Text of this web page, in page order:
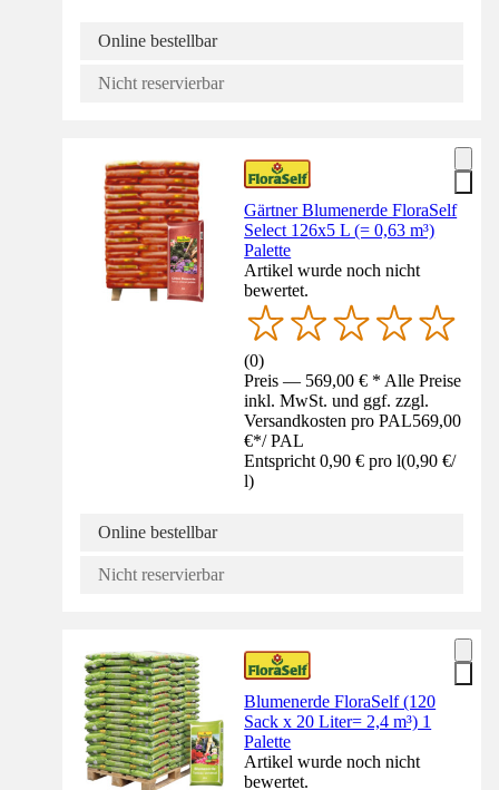
Online bestellbar
Nicht reservierbar
Gärtner Blumenerde FloraSelf
Select 126x5 L (= 0,63 m³)
Palette
Artikel wurde noch nicht
bewertet.
(0)
Preis — 569,00 € * Alle Preise
inkl. MwSt. und ggf. zzgl.
Versandkosten pro PAL569,00
€*/ PAL
Entspricht 0,90 € pro l(0,90 €/
l)
Online bestellbar
Nicht reservierbar
Blumenerde FloraSelf (120
Sack x 20 Liter= 2,4 m³) 1
Palette
Artikel wurde noch nicht
bewertet.